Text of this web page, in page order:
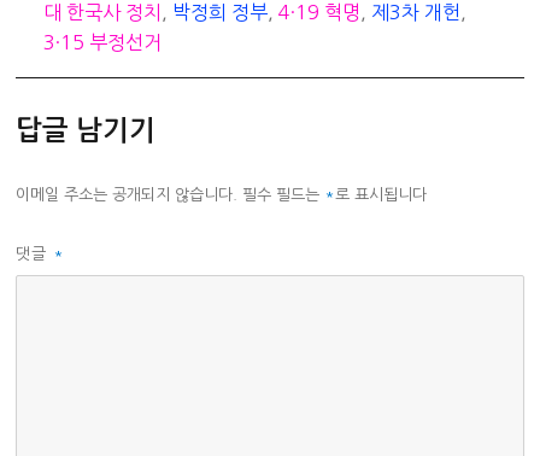
리
대 한국사 정치 , 박정희 정부,4·19 혁명 , 제3차 개헌 ,
3·15 부정선거
답글 남기기
이메일 주소는 공개되지 않습니다. 필수 필드는 *로 표시됩니다
댓글 *